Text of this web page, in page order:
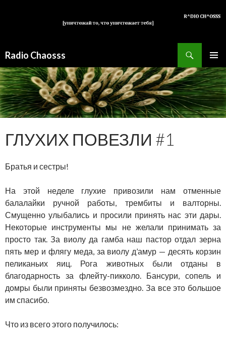
Radio Chaosss
МЕНЮ
К
СОДЕРЖИМОМУ
ГЛУХИХ ПОВЕЗЛИ #1
Братья и сестры!
На этой неделе глухие привозили нам отменные
балалайки ручной работы, трембиты и валторны.
Смущенно улыбались и просили принять нас эти дары.
Некоторые инструменты мы не желали принимать за
просто так. За виолу да гамба наш пастор отдал зерна
пять мер и флягу меда, за виолу д’амур — десять корзин
пеликаньих яиц. Рога животных были отданы в
благодарность за флейту-пикколо. Бансури, сопель и
домры были приняты безвозмездно. За все это большое
им спасибо.
Что из всего этого получилось: